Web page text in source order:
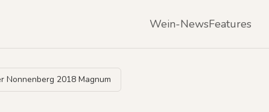
Wein-NewsFeatures
Nonnenberg 2018 Magnum